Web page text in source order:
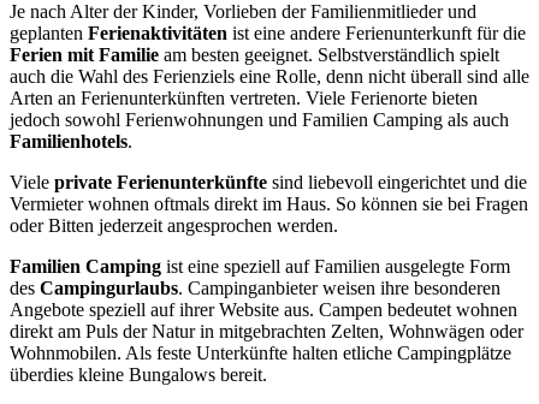
Je nach Alter der Kinder, Vorlieben der Familienmitlieder und
geplanten Ferienaktivitäten ist eine andere Ferienunterkunft für die
Ferien mit Familie am besten geeignet. Selbstverständlich spielt
auch die Wahl des Ferienziels eine Rolle, denn nicht überall sind alle
Arten an Ferienunterkünften vertreten. Viele Ferienorte bieten
jedoch sowohl Ferienwohnungen und Familien Camping als auch
Familienhotels.
Viele private Ferienunterkünfte sind liebevoll eingerichtet und die
Vermieter wohnen oftmals direkt im Haus. So können sie bei Fragen
oder Bitten jederzeit angesprochen werden.
Familien Camping ist eine speziell auf Familien ausgelegte Form
des Campingurlaubs. Campinganbieter weisen ihre besonderen
Angebote speziell auf ihrer Website aus. Campen bedeutet wohnen
direkt am Puls der Natur in mitgebrachten Zelten, Wohnwägen oder
Wohnmobilen. Als feste Unterkünfte halten etliche Campingplätze
überdies kleine Bungalows bereit.